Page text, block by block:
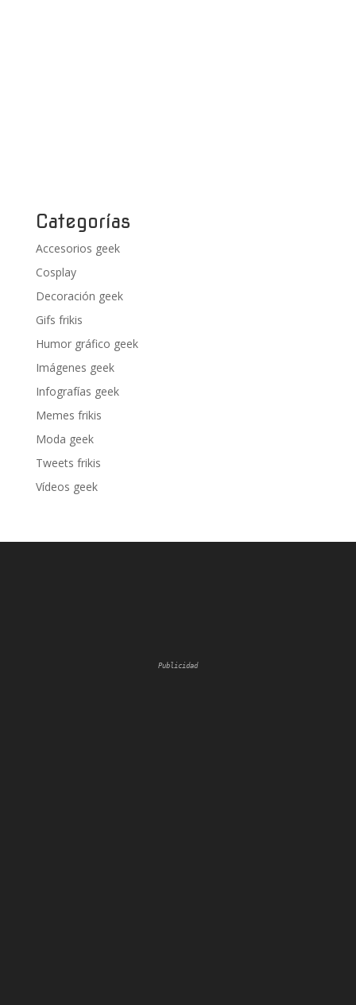
Categorías
Accesorios geek
Cosplay
Decoración geek
Gifs frikis
Humor gráfico geek
Imágenes geek
Infografías geek
Memes frikis
Moda geek
Tweets frikis
Vídeos geek
Publicidad